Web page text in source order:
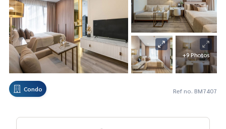
+9 Photos
Condo Ref no. BM7407